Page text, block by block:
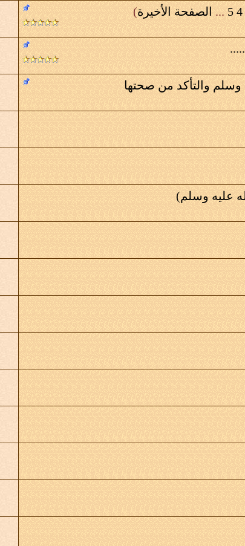
4
5
... الصفحة الأخيرة)
والتأكد من صحتها
عليه وسلم)